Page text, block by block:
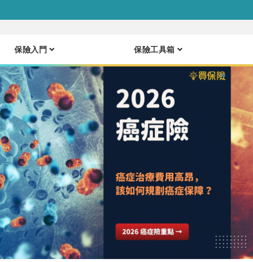
保險入門 保險工具箱